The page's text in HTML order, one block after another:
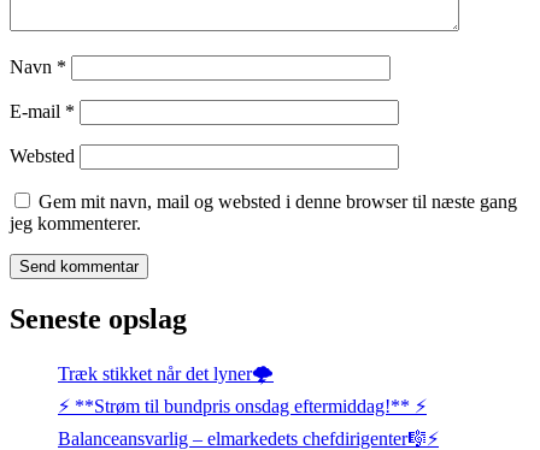
Navn *
E-mail *
Websted
Gem mit navn, mail og websted i denne browser til næste gang
jeg kommenterer.
Seneste opslag
Træk stikket når det lyner🌩️
⚡️ **Strøm til bundpris onsdag eftermiddag!** ⚡️
Balanceansvarlig – elmarkedets chefdirigenter🎼⚡